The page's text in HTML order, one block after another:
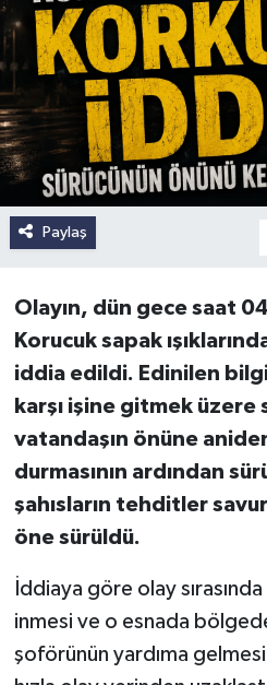
Paylaş
Olayın, dün gece saat
Korucuk sapak
iddia edildi. Edinilen
karşı işine gitmek
vatandaşın önüne
durmasının ardından
şahısların tehditler
öne sürüldü.
İddiaya göre olay
inmesi ve o esnada
şoförünün yardıma